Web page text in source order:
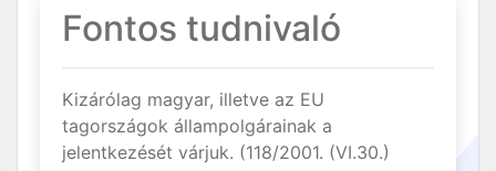
Fontos tudnivaló
Kizárólag magyar, illetve az EU
tagországok állampolgárainak a
jelentkezését várjuk. (118/2001. (VI.30.)